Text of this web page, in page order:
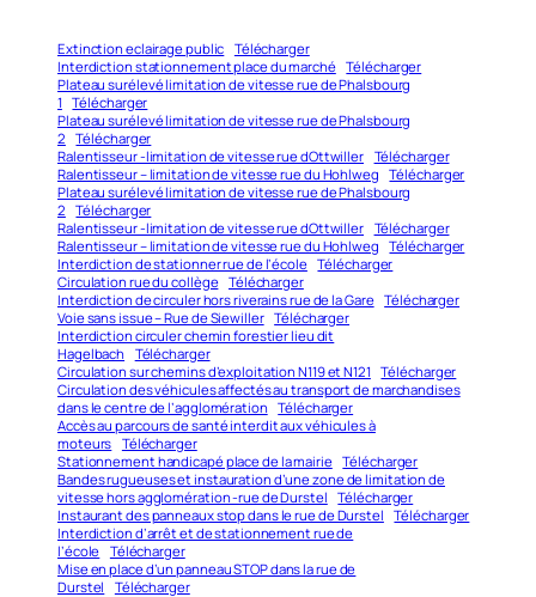
Extinction eclairage public Télécharger
Interdiction stationnement place du marché Télécharger
Plateau surélevé limitation de vitesse rue de Phalsbourg
1
Télécharger
Plateau surélevé limitation de vitesse rue de Phalsbourg
2
Télécharger
Ralentisseur -limitation de vitesse rue dOttwiller Télécharger
Ralentisseur – limitation de vitesse rue du Hohlweg
Télécharger
Plateau surélevé limitation de vitesse rue de Phalsbourg
2
Télécharger
Ralentisseur -limitation de vitesse rue dOttwiller Télécharger
Ralentisseur – limitation de vitesse rue du Hohlweg
Télécharger
Interdiction de stationner rue de l’école Télécharger
Circulation rue du collège Télécharger
Interdiction de circuler hors riverains rue de la Gare Télécharger
Voie sans issue – Rue de Siewiller Télécharger
Interdiction circuler chemin forestier lieu dit
Hagelbach
Télécharger
Circulation sur chemins d’exploitation N119 et N121
Télécharger
Circulation des véhicules affectés au transport de marchandises
dans le centre de l’agglomération
Télécharger
Accès au parcours de santé interdit aux véhicules à
moteurs Télécharger
Stationnement handicapé place de la mairie Télécharger
Bandes rugueuses et instauration d’une zone de limitation de
vitesse hors agglomération -rue de Durstel
Télécharger
Instaurant des panneaux stop dans le rue de Durstel
Télécharger
Interdiction d’arrêt et de stationnement rue de
l’école Télécharger
Mise en place d’un panneau STOP dans la rue de
Durstel
Télécharger